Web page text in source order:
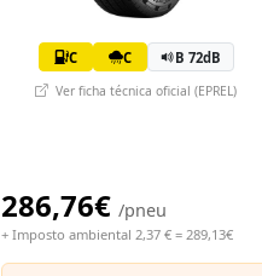
C C B 72dB
Ver ficha técnica oficial (EPREL)
286,76€ /pneu
+ Imposto ambiental 2,37 € = 289,13€